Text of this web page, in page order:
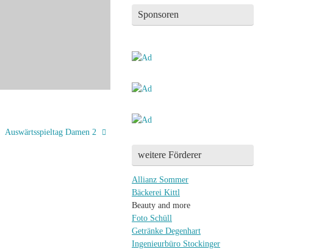
Auswärtsspieltag Damen 2
Sponsoren
weitere Förderer
Allianz Sommer
Bäckerei Kittl
Beauty and more
Foto Schüll
Getränke Degenhart
Ingenieurbüro Stockinger